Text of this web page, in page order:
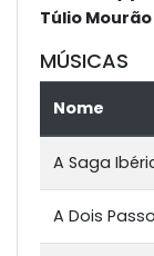
Túlio Mourão
MÚSICAS
Nome
A Saga
A Dois